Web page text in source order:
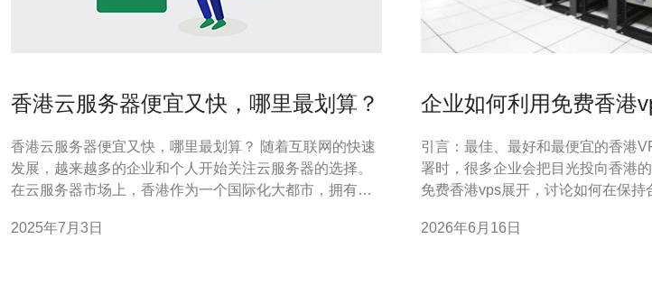
香港云服务器便宜又快，哪里最划算？
香港云服务器便宜又快，哪里最划算？ 随着互联网的快速
发展，越来越多的企业和个人开始关注云服务器的选择。
在云服务器市场上，香港作为一个国际化大都市，拥有着
务器的优势主要体现在网络速度快、稳定性高和服务质量
2025年7月3日
企业如何利用免费香港
引言：最佳、最好和最便宜的香港
署时，很多企业会把目光投向香港
免费香港vps展开，讨论如何在保持
实践、免费或低成本获取方式，以
2026年6月16日